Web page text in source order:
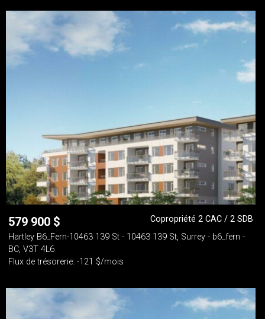
579 900 $
Copropriété 2 CAC / 2 SDB
Hartley B6_Fern-10463 139 St - 10463 139 St, Surrey - b6_fern -
BC, V3T 4L6
Flux de trésorerie: -121 $/mois